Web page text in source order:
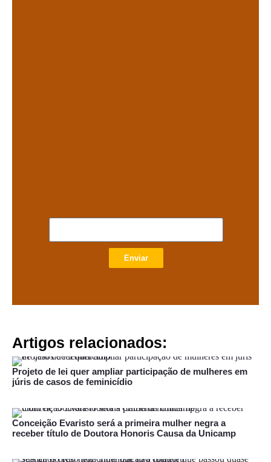
Enviar
Artigos relacionados:
Projeto de lei quer ampliar participação de mulheres em
júris de casos de feminicídio
Conceição Evaristo será a primeira mulher negra a
receber título de Doutora Honoris Causa da Unicamp